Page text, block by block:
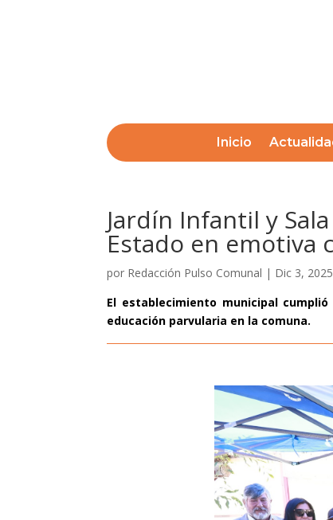
Inicio
Jardín Infantil y
Estado en emotiva
por Redacción Pulso Comunal | Dic 3, 2025
El establecimiento municipal
educación parvularia en la comuna.